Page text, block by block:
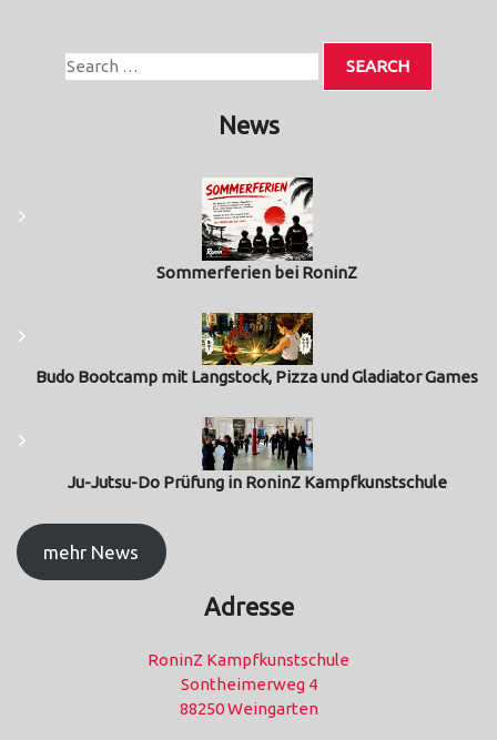
News
Sommerferien bei RoninZ
Budo Bootcamp mit Langstock, Pizza und Gladiator Games
Ju-Jutsu-Do Prüfung in RoninZ Kampfkunstschule
mehr News
Adresse
RoninZ Kampfkunstschule
Sontheimerweg 4
88250 Weingarten